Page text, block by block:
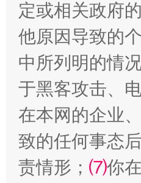
全民健身五年计划来了！
定或相关政府
他原因导致的
中所列明的情
于黑客攻击、
在本网的企业
致的任何事态后
责情形； ⑺你